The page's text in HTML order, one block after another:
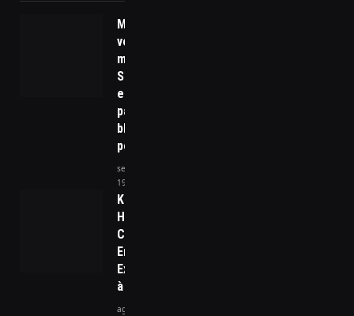
Moraes
volta a
multar
Starlink
e X, que
passa a
bloquear
perfis
setembro
19, 2024
Kamala
Harris
Concede
Entrevista
Exclusiva
à CNN
agosto 29,